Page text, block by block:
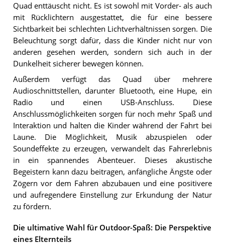
Quad enttäuscht nicht. Es ist sowohl mit Vorder- als auch
mit Rücklichtern ausgestattet, die für eine bessere
Sichtbarkeit bei schlechten Lichtverhältnissen sorgen. Die
Beleuchtung sorgt dafür, dass die Kinder nicht nur von
anderen gesehen werden, sondern sich auch in der
Dunkelheit sicherer bewegen können.
Außerdem verfügt das Quad über mehrere
Audioschnittstellen, darunter Bluetooth, eine Hupe, ein
Radio und einen USB-Anschluss. Diese
Anschlussmöglichkeiten sorgen für noch mehr Spaß und
Interaktion und halten die Kinder während der Fahrt bei
Laune. Die Möglichkeit, Musik abzuspielen oder
Soundeffekte zu erzeugen, verwandelt das Fahrerlebnis
in ein spannendes Abenteuer. Dieses akustische
Begeistern kann dazu beitragen, anfängliche Ängste oder
Zögern vor dem Fahren abzubauen und eine positivere
und aufregendere Einstellung zur Erkundung der Natur
zu fördern.
Die ultimative Wahl für Outdoor-Spaß: Die Perspektive
eines Elternteils